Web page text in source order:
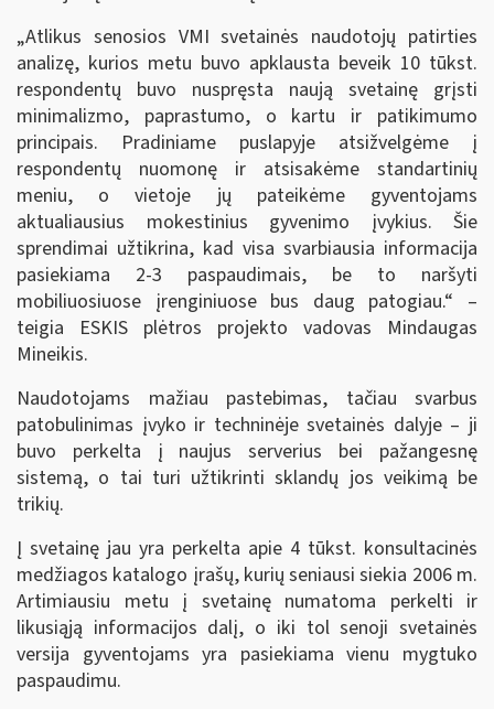
„Atlikus senosios VMI svetainės naudotojų patirties
analizę, kurios metu buvo apklausta beveik 10 tūkst.
respondentų buvo nuspręsta naują svetainę grįsti
minimalizmo, paprastumo, o kartu ir patikimumo
principais. Pradiniame puslapyje atsižvelgėme į
respondentų nuomonę ir atsisakėme standartinių
meniu, o vietoje jų pateikėme gyventojams
aktualiausius mokestinius gyvenimo įvykius. Šie
sprendimai užtikrina, kad visa svarbiausia informacija
pasiekiama 2-3 paspaudimais, be to naršyti
mobiliuosiuose įrenginiuose bus daug patogiau.“ –
teigia ESKIS plėtros projekto vadovas Mindaugas
Mineikis.
Naudotojams mažiau pastebimas, tačiau svarbus
patobulinimas įvyko ir techninėje svetainės dalyje – ji
buvo perkelta į naujus serverius bei pažangesnę
sistemą, o tai turi užtikrinti sklandų jos veikimą be
trikių.
Į svetainę jau yra perkelta apie 4 tūkst. konsultacinės
medžiagos katalogo įrašų, kurių seniausi siekia 2006 m.
Artimiausiu metu į svetainę numatoma perkelti ir
likusiąją informacijos dalį, o iki tol senoji svetainės
versija gyventojams yra pasiekiama vienu mygtuko
paspaudimu.